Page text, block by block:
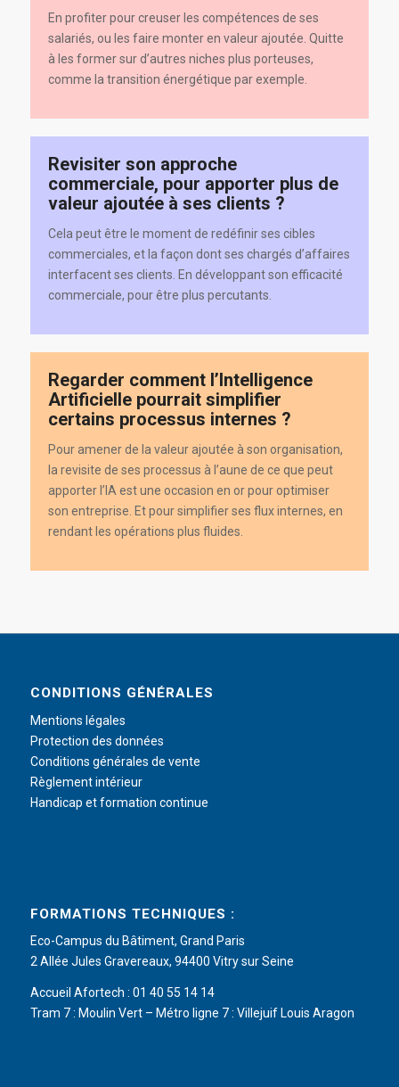
En profiter pour creuser les compétences de ses
salariés, ou les faire monter en valeur ajoutée. Quitte
à les former sur d’autres niches plus porteuses,
comme la transition énergétique par exemple.
Revisiter son approche
commerciale, pour apporter plus de
valeur ajoutée à ses clients ?
Cela peut être le moment de redéfinir ses cibles
commerciales, et la façon dont ses chargés d’affaires
interfacent ses clients. En développant son efficacité
commerciale, pour être plus percutants.
Regarder comment l’Intelligence
Artificielle pourrait simplifier
certains processus internes ?
Pour amener de la valeur ajoutée à son organisation,
la revisite de ses processus à l’aune de ce que peut
apporter l’IA est une occasion en or pour optimiser
son entreprise. Et pour simplifier ses flux internes, en
rendant les opérations plus fluides.
CONDITIONS GÉNÉRALES
Mentions légales
Protection des données
Conditions générales de vente
Règlement intérieur
Handicap et formation continue
FORMATIONS TECHNIQUES :
Eco-Campus du Bâtiment, Grand Paris
2 Allée Jules Gravereaux, 94400 Vitry sur Seine
Accueil Afortech : 01 40 55 14 14
Tram 7 : Moulin Vert – Métro ligne 7 : Villejuif Louis Aragon